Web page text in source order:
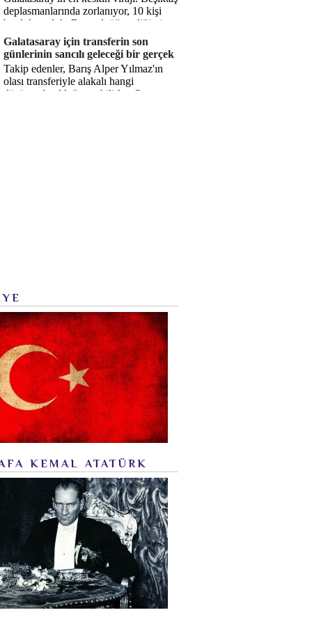
deplasmanlarında zorlanıyor, 10 kişi
bırakılıyorduk. Bu artık öğrendiğimiz
bir gerçek. Sane...
Galatasaray için transferin son
günlerinin sancılı geleceği bir gerçek
Takip edenler, Barış Alper Yılmaz'ın
olası transferiyle alakalı hangi
düşüncede olduğumu bilirler. O
KEMAL ATATÜRK